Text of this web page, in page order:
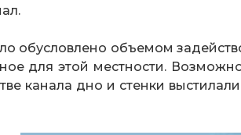
обусловлено объемом
для этой местности.
канала дно и стенки